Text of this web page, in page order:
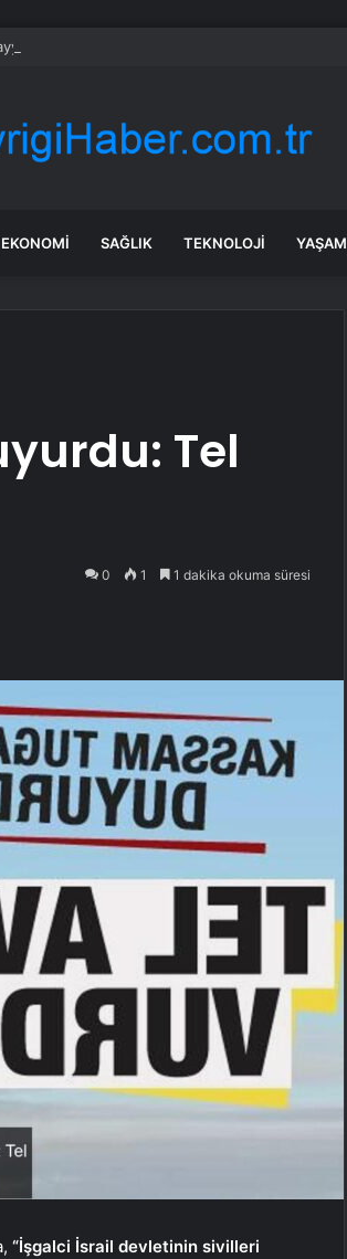
koltuktan kalkmıyor
EKONOMI SAĞLIK TEKNOLOJI YAŞAM
Tel
0 1 1 dakika okuma süresi
“İşgalci İsrail devletinin sivilleri